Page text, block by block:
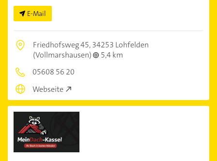
E-Mail
Friedhofsweg 45,34253 Lohfelden
(Vollmarshausen)
5,4 km
05608 56 20
Webseite